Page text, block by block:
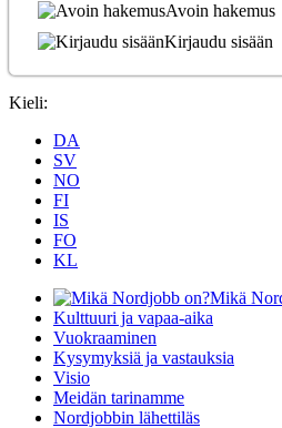
Avoin hakemus
Kirjaudu sisään
Kieli:
DA
SV
NO
FI
IS
FO
KL
Mikä
Kulttuuri ja vapaa-aika
Vuokraaminen
Kysymyksiä ja vastauksia
Visio
Meidän tarinamme
Nordjobbin lähettiläs